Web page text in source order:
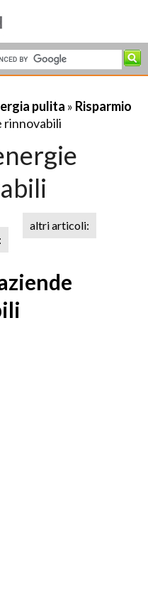
pulita » Risparmio
rinnovabili
altri articoli: